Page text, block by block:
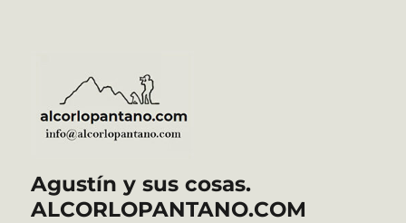
Agustín y sus cosas.
ALCORLOPANTANO.COM